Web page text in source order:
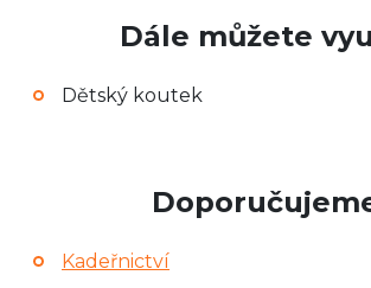
Dále můžete
Dětský koutek
Kadeřnictví